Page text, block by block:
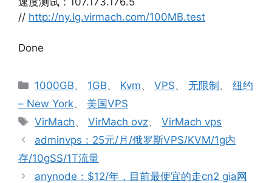
// http://ny.lg.virmach.com/100MB.test
Done
分
1000GB、 1GB、 Kvm、VPS、无限制、纽约
– New York、 美国VPS
标
VirMach、VirMach ovz、VirMach vps
adminvps：25元/月/俄罗斯VPS/KVM/1g内
存/10gSS/1T流量
anynode：$12/年，目前最便宜的走cn2 gia网